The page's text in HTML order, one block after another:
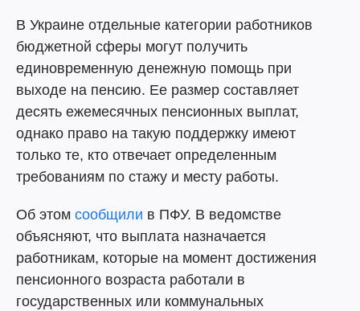
В Украине отдельные категории работников
бюджетной сферы могут получить
единовременную денежную помощь при
выходе на пенсию. Ее размер составляет
десять ежемесячных пенсионных выплат,
однако право на такую поддержку имеют
только те, кто отвечает определенным
требованиям по стажу и месту работы.
Об этом сообщили в ПФУ. В ведомстве
объясняют, что выплата назначается
работникам, которые на момент достижения
пенсионного возраста работали в
государственных или коммунальных